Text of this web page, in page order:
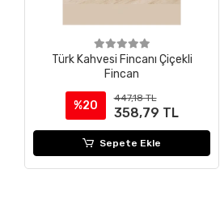
Türk Kahvesi Fincanı Çiçekli
Fincan
%20
447,18 TL
358,79 TL
Sepete Ekle